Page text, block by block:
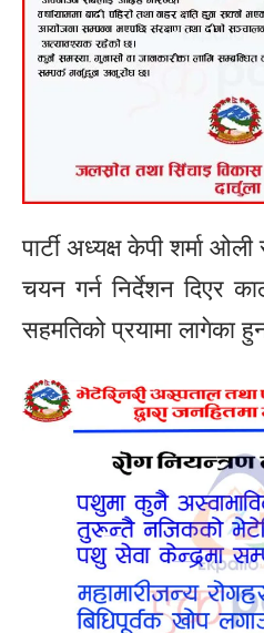
पार्टी अध्यक्ष केपी शर्मा
चयन गर्न निर्देशन दिएर
सहमतिको प्रयामा लागेका